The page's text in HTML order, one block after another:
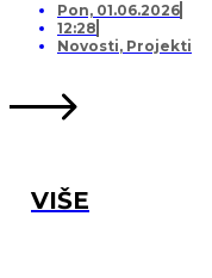
Pon, 01.06.2026
12:28
Novosti, Projekti
VIŠE